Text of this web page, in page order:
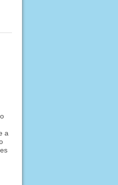
a